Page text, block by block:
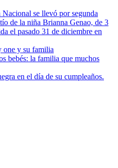
se llevó por segunda
de la niña Brianna Genao, de 3
el pasado 31 de diciembre en
one y su familia
bebés: la familia que muchos
en el día de su cumpleaños.